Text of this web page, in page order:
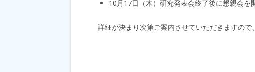
10月17日（木）研究発表会終了後に懇親会を
詳細が決まり次第ご案内させていただきますので